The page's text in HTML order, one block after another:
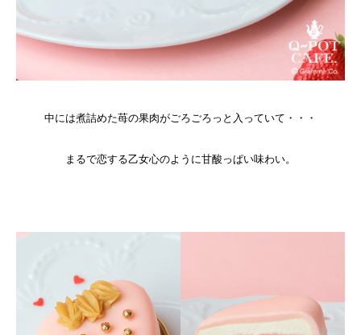
中には煮詰めた苺の果肉がごろごろっと入っていて・・・
まるで恋する乙女心のように甘酸っぱい味わい。